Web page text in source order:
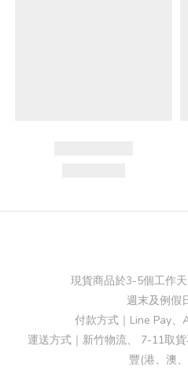
現貨商品於3-5個工作
週末及例假
付款方式｜Line Pay、
運送方式｜新竹物流、 7-11取
豐(港、澳